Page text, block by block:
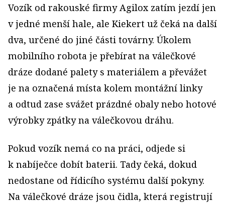
Vozík od rakouské firmy Agilox zatím jezdí jen
v jedné menší hale, ale Kiekert už čeká na další
dva, určené do jiné části továrny. Úkolem
mobilního robota je přebírat na válečkové
dráze dodané palety s materiálem a převážet
je na označená místa kolem montážní linky
a odtud zase svážet prázdné obaly nebo hotové
výrobky zpátky na válečkovou dráhu.
Pokud vozík nemá co na práci, odjede si
k nabíječce dobít baterii. Tady čeká, dokud
nedostane od řídicího systému další pokyny.
Na válečkové dráze jsou čidla, která registrují